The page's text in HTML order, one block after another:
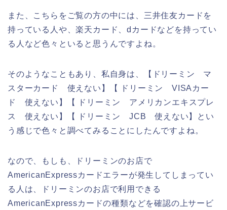
また、こちらをご覧の方の中には、三井住友カードを
持っている人や、楽天カード、dカードなどを持ってい
る人など色々といると思うんですよね。
そのようなこともあり、私自身は、【ドリーミン マ
スターカード 使えない】【 ドリーミン VISAカー
ド 使えない】【 ドリーミン アメリカンエキスプレ
ス 使えない】【 ドリーミン JCB 使えない】とい
う感じで色々と調べてみることにしたんですよね。
なので、もしも、ドリーミンのお店で
AmericanExpressカードエラーが発生してしまってい
る人は、ドリーミンのお店で利用できる
AmericanExpressカードの種類などを確認の上サービ